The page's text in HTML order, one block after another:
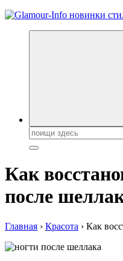
Секреты молодости,
Поиск:
Как
после
Главная › Красота › Как